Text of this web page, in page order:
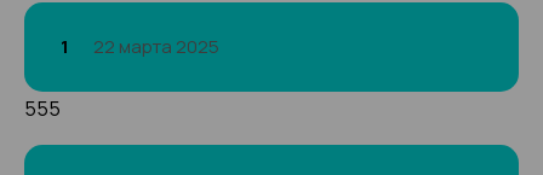
1 22 марта 2025
555